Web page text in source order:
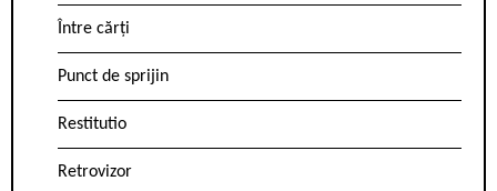
Între cărți
Punct de sprijin
Restitutio
Retrovizor